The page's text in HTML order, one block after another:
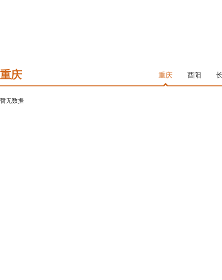
重庆 重庆 酉阳
暂无数据